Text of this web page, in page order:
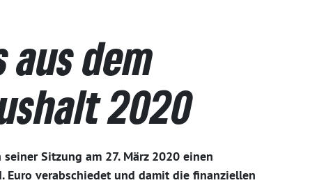
dem
2020
Sitzung am 27. März 2020 einen
Euro verabschiedet und damit die finanziellen